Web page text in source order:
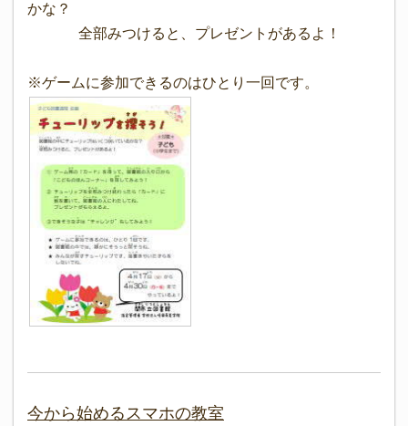
かな？
全部みつけると、プレゼントがあるよ！
※ゲームに参加できるのはひとり一回です。
今から始めるスマホの教室